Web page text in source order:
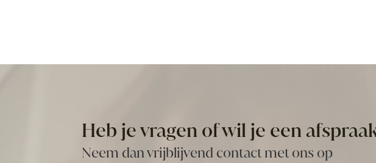
Heb je vragen of wil je een
Neem dan vrijblijvend contact met ons op